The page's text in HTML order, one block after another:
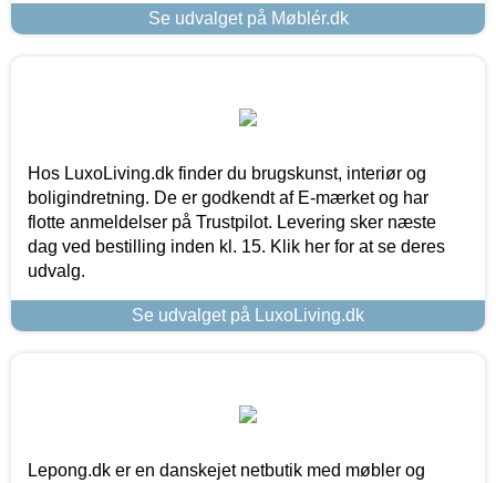
Se udvalget på Møblér.dk
Hos LuxoLiving.dk finder du brugskunst, interiør og
boligindretning. De er godkendt af E-mærket og har
flotte anmeldelser på Trustpilot. Levering sker næste
dag ved bestilling inden kl. 15. Klik her for at se deres
udvalg.
Se udvalget på LuxoLiving.dk
Lepong.dk er en danskejet netbutik med møbler og